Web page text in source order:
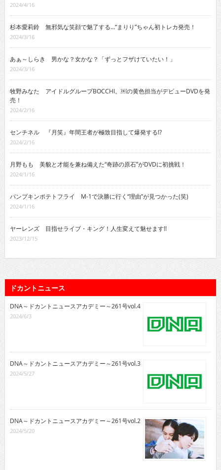
2024/4/16
杉本愛莉鈴 無邪気な笑顔で魅了する…“まりり”ちゃん初トレカ発売！
2024/3/16
あぁ～しらき 男かな？女かな？「ずっとフザけていたい！」
2024/3/16
牧野みなた アイドルグループBOCCHI。￼の黄色担当がデビューDVDを発
売！
2024/2/16
センチネル 『月笑』年間王者が極致目指して爆発する!?
2024/2/16
月野もも 美貌と才能を兼ね備えた“奇跡の原石”がDVDに初挑戦！
2024/1/16
パンプキンポテトフライ M-1で決勝に行く“理由”が見つかった(笑)
2024/1/16
ヤーレンズ 目指せライブ・キング！人生変えて魅せます!!
2023/12/15
ドカントニュース
DNA～ドカントニュースアカデミー～261号vol.4
2024/6/3
DNA～ドカントニュースアカデミー～261号vol.3
2024/5/27
DNA～ドカントニュースアカデミー～261号vol.2
2024/5/20